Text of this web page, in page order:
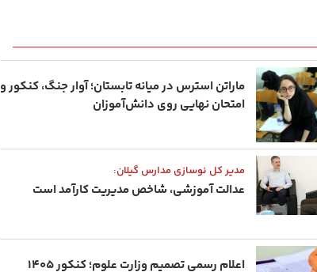
ماراتن استرس در میانه تابستان؛ آوار جنگ، کنکور و
امتحان نهایی روی دانش‌آموزان
مدیر کل نوسازی مدارس گیلان:
عدالت آموزشی، شاخص مدیریت کارآمد است
اعلام رسمی تصمیم وزارت علوم؛ کنکور ۱۴۰۵